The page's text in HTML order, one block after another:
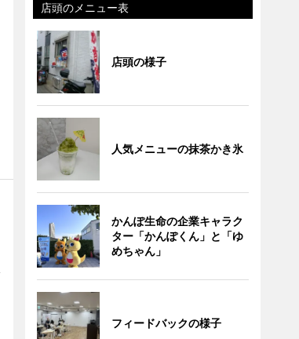
店頭のメニュー表
店頭の様子
人気メニューの抹茶かき氷
かんぽ生命の企業キャラク
ター「かんぽくん」と「ゆ
めちゃん」
フィードバックの様子